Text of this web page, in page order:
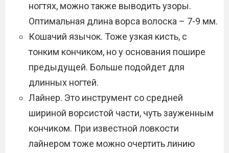
ногтях, можно также выводить узоры.
Оптимальная длина ворса волоска – 7-9 мм.
Кошачий язычок. Тоже узкая кисть, с
тонким кончиком, но у основания пошире
предыдущей. Больше подойдет для
длинных ногтей.
Лайнер. Это инструмент со средней
шириной ворсистой части, чуть зауженным
кончиком. При известной ловкости
лайнером тоже можно очертить линию